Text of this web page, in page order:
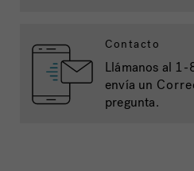
Contacto
Llámanos al 1-
envía un
pregunta.